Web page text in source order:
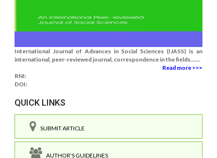
International Journal of Advances in Social Sciences (IJASS) is an
international, peer-reviewed journal, correspondence in the fields.......
Read more >>>
RNI:
DOI:
QUICK LINKS
SUBMIT ARTICLE
AUTHOR'S GUIDELINES